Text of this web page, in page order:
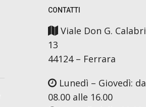
CONTATTI
Viale Don G.
13
44124 – Ferrara
Lunedì – Giovedì:
08.00 alle 16.00